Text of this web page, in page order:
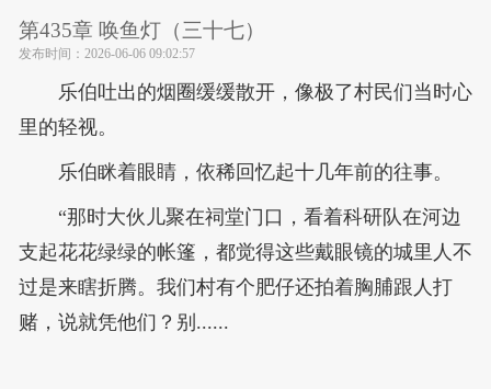
第435章 唤鱼灯（三十七）
发布时间： 2026-06-06 09:02:57
乐伯吐出的烟圈缓缓散开，像极了村民们当时心
里的轻视。
乐伯眯着眼睛，依稀回忆起十几年前的往事。
“那时大伙儿聚在祠堂门口，看着科研队在河边
支起花花绿绿的帐篷，都觉得这些戴眼镜的城里人不
过是来瞎折腾。我们村有个肥仔还拍着胸脯跟人打
赌，说就凭他们？别......